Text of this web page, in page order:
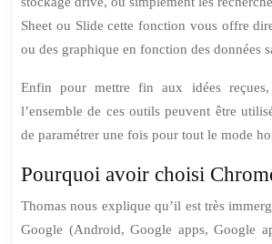
Sheet ou Slide cette fonction vous offre
ou des graphique en fonction des données
Enfin pour mettre fin aux idées
l’ensemble de ces outils peuvent être
de paramétrer une fois pour tout le mode
Pourquoi avoir choisi
Thomas nous explique qu’il est très
Google (Android, Google apps, Google